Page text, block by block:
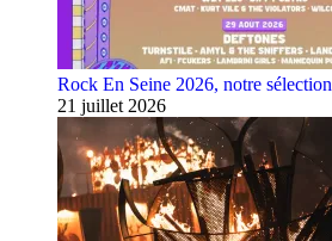
Rock En Seine 2026, notre sélection
21 juillet 2026